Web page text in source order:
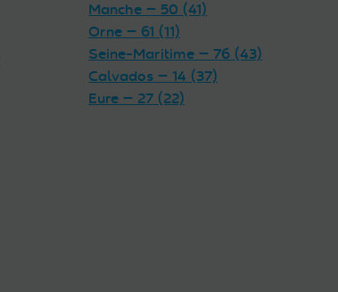
Manche — 50 (41)
Orne — 61 (11)
Seine-Maritime — 76 (43)
Calvados — 14 (37)
Eure — 27 (22)